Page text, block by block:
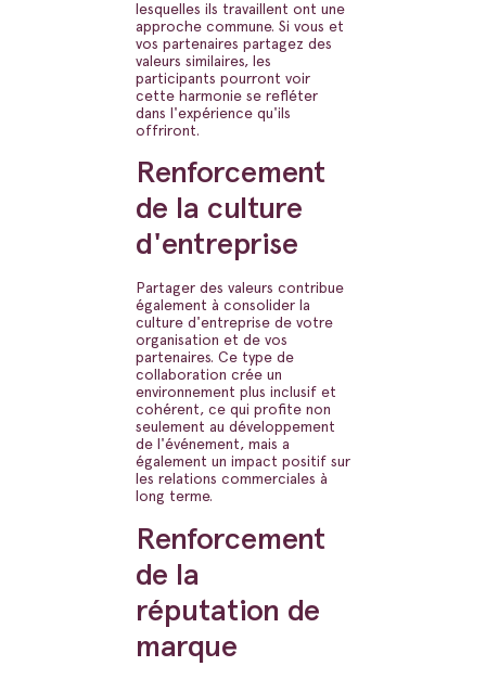
lesquelles ils travaillent ont une
approche commune. Si vous et
vos partenaires partagez des
valeurs similaires, les
participants pourront voir
cette harmonie se refléter
dans l'expérience qu'ils
offriront.
Renforcement
de la culture
d'entreprise
Partager des valeurs contribue
également à consolider la
culture d'entreprise de votre
organisation et de vos
partenaires. Ce type de
collaboration crée un
environnement plus inclusif et
cohérent, ce qui profite non
seulement au développement
de l'événement, mais a
également un impact positif sur
les relations commerciales à
long terme.
Renforcement
de la
réputation de
marque